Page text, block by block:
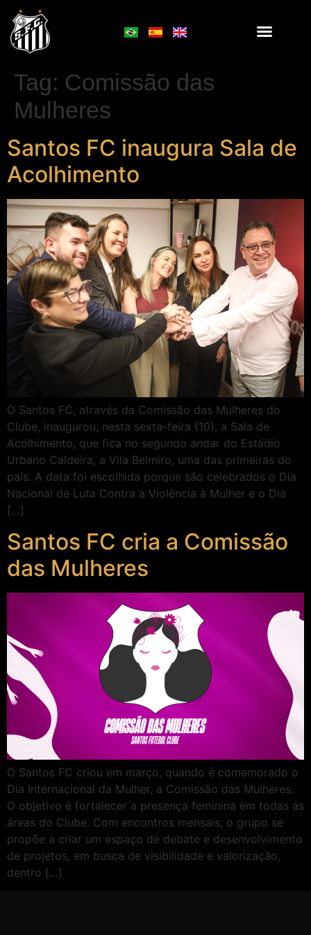
Tag: Comissão das
Mulheres
Santos FC inaugura Sala de
Acolhimento
O Santos FC, através da Comissão das Mulheres do
Clube, inaugurou, nesta sexta-feira (10), a Sala de
Acolhimento, que fica no segundo andar do Estádio
Urbano Caldeira, a Vila Belmiro, uma das primeiras do
país. A data foi escolhida porque são celebrados o Dia
Nacional de Luta Contra a Violência à Mulher e o Dia
[…]
Santos FC cria a Comissão
das Mulheres
O Santos FC criou em março, quando é comemorado o
Dia Internacional da Mulher, a Comissão das Mulheres.
O objetivo é fortalecer a presença feminina em todas as
áreas do Clube. Com encontros mensais, o grupo se
propõe a criar um espaço de debate e desenvolvimento
de projetos, em busca de visibilidade e valorização,
dentro […]